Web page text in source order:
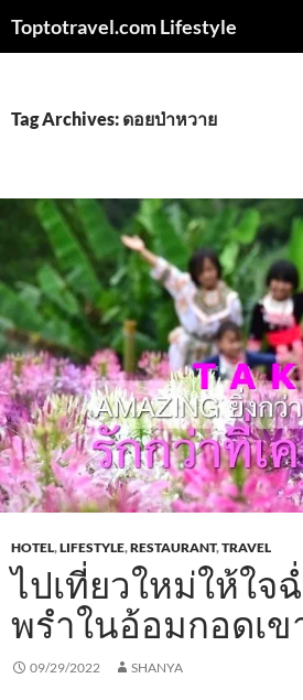
Toptotravel.com Lifestyle
Tag Archives: ดอยป่าหวาย
HOTEL,LIFESTYLE,RESTAURANT,TRAVEL
ไปเที่ยวใหม่ให้ใจ
พรำในอ้อมกอดเข
09/29/2022 SHANYA